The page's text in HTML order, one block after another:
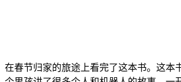
在春节归家的旅途上看完了这本书。这本